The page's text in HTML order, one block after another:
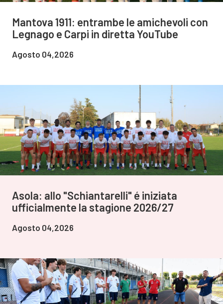
Mantova 1911: entrambe le amichevoli con
Legnago e Carpi in diretta YouTube
Agosto 04,2026
Asola: allo "Schiantarelli" é iniziata
ufficialmente la stagione 2026/27
Agosto 04,2026